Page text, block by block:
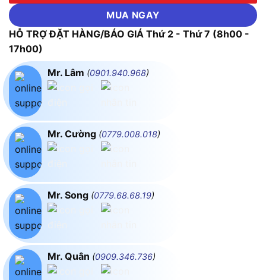
MUA NGAY
HỖ TRỢ ĐẶT HÀNG/BÁO GIÁ Thứ 2 - Thứ 7 (8h00 -
17h00)
Mr. Lâm (0901.940.968)
Mr. Cường (0779.008.018)
Mr. Song (0779.68.68.19)
Mr. Quân (0909.346.736)